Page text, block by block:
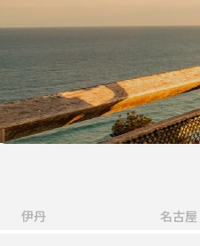
シルバーウィーク特集
伊丹 名古屋